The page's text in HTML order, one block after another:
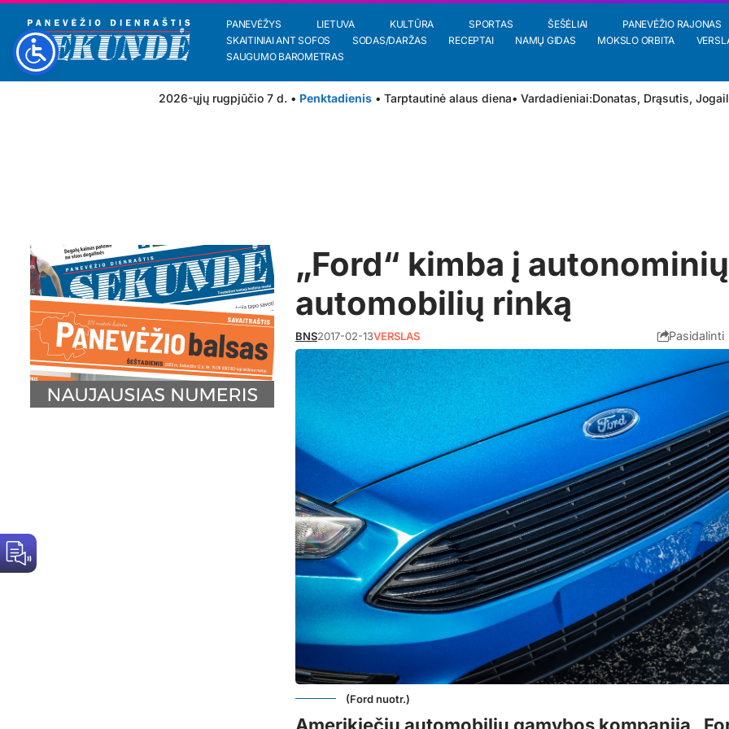
PANEVĖŽYS LIETUVA KULTŪRA SPORTAS ŠEŠĖLIAI
PANEVĖŽIO RAJONAS
SKAITINIAI ANT SOFOS
SODAS/DARŽAS RECEPTAI NAMŲ GIDAS MOKSLO ORBITA
SAUGUMO BAROMETRAS
2026-ųjų rugpjūčio 7 d. • Penktadienis • Tarptautinė alaus diena• Vardadieniai:Donatas, Drąsutis,
„Ford“ kimba į autonominių
automobilių rinką
BNS2017-02-13VERSLAS Pasidalinti
(Ford nuotr.)